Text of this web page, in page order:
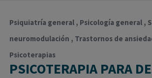
Psiquiatría general , Psicología general ,
neuromodulación , Trastornos de
Psicoterapias
PSICOTERAPIA PARA